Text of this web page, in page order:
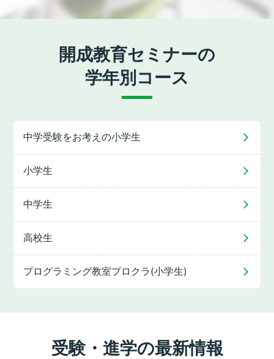
開成教育セミナーの
学年別コース
中学受験をお考えの小学生
小学生
中学生
高校生
プログラミング教室プロクラ(小学生)
受験・進学の最新情報